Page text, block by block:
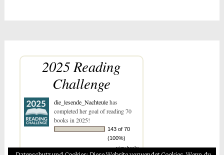
2025 Reading
Challenge
die_lesende_Nachteulehas
completed her goal of reading 70
books in 2025!
143 of 70
(100%)
view books